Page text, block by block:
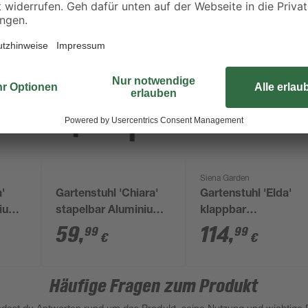
Gartenstuhl 'Chiara'
stapelbar Aluminium
grau/schwarz 55 x 85
x 63 cm
59,99 €
Siena Garden
Gartenstuhl 'Elda'
klappbar
Stahl/Kunststoff
anthrazit 65 x 60 x 60
114,99 €
Häufige Fragen zum Produkt